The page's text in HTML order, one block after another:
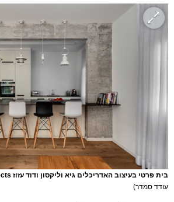
בית פרטי בעיצוב האדריכלים גיא וליקסון ודוד עזוז Vstudio Architects
עודד סמדר)